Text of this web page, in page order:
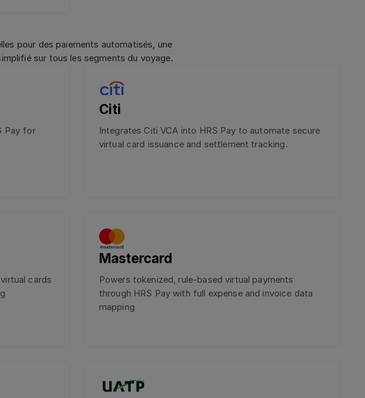
pour des paiements automatisés, une
sur tous les segments du voyage.
Pay for
Citi
Integrates Citi VCA into HRS Pay to automate secure
virtual card issuance and settlement tracking.
cards
Mastercard
Powers tokenized, rule-based virtual payments
through HRS Pay with full expense and invoice data
mapping